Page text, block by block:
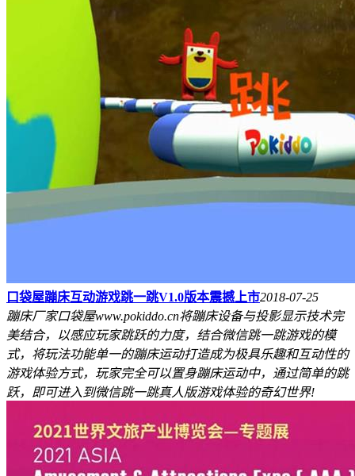
口袋屋蹦床互动游戏跳一跳V1.0版本震撼上市2018-07-25
蹦床厂家口袋屋www.pokiddo.cn将蹦床设备与投影显示技术完
美结合，以感应玩家跳跃的力度，结合微信跳一跳游戏的模
式，将玩法功能单一的蹦床运动打造成为极具乐趣和互动性的
游戏体验方式，玩家完全可以置身蹦床运动中，通过简单的跳
跃，即可进入到微信跳一跳真人版游戏体验的奇幻世界!